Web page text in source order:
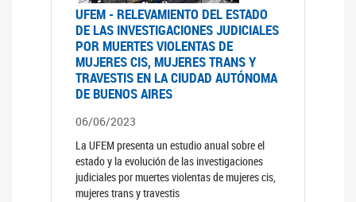
UFEM - RELEVAMIENTO DEL ESTADO
DE LAS INVESTIGACIONES JUDICIALES
POR MUERTES VIOLENTAS DE
MUJERES CIS, MUJERES TRANS Y
TRAVESTIS EN LA CIUDAD AUTÓNOMA
DE BUENOS AIRES
06/06/2023
La UFEM presenta un estudio anual sobre el
estado y la evolución de las investigaciones
judiciales por muertes violentas de mujeres cis,
mujeres trans y travestis